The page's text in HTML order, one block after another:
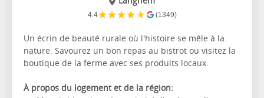
4.4★★★★★ (1349)
Un écrin de beauté rurale où l'histoire se mêle à la
nature. Savourez un bon repas au bistrot ou visitez la
boutique de la ferme avec ses produits locaux.
À propos du logement et de la région: